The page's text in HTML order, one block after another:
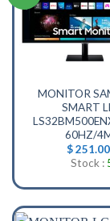
MONITOR
SMART
60HZ/
$251.00
Stock :